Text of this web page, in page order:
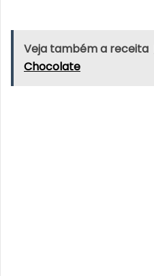
Veja também a receita
Chocolate